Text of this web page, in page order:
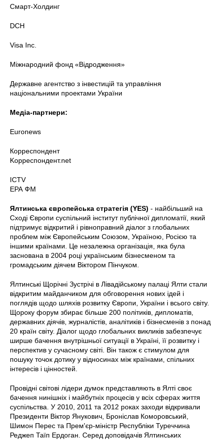
Смарт-Холдинг
DCH
Visa Inc.
Міжнародний фонд «Відродження»
Державне агентство з інвестицій та управління
національними проектами України
Медіа-партнери:
Euronews
Корреспондент
Kорреспондент.net
ICTV
ЕРА ФМ
Ялтинська європейська стратегія (YES) - найбільший на
Сході Європи суспільний інститут публічної дипломатії, який
підтримує відкритий і рівноправний діалог з глобальних
проблем між Європейським Союзом, Україною, Росією та
іншими країнами. Це незалежна організація, яка була
заснована в 2004 році українським бізнесменом та
громадським діячем Віктором Пінчуком.
Ялтинські Щорічні Зустрічі в Лівадійському палаці Ялти стали
відкритим майданчиком для обговорення нових ідей і
поглядів щодо шляхів розвитку Європи, України і всього світу.
Щороку форум збирає більше 200 політиків, дипломатів,
державних діячів, журналістів, аналітиків і бізнесменів з понад
20 країн світу. Діалог щодо глобальних викликів забезпечує
ширше бачення внутрішньої ситуації в Україні, її розвитку і
перспектив у сучасному світі. Він також є стимулом для
пошуку точок дотику у відносинах між країнами, спільних
інтересів і цінностей.
Провідні світові лідери думок представляють в Ялті своє
бачення нинішніх і майбутніх процесів у всіх сферах життя
суспільства. У 2010, 2011 та 2012 роках заходи відкривали
Президенти Віктор Янукович, Броніслав Коморовський,
Шимон Перес та Прем'єр-міністр Республіки Туреччина
Реджеп Таїп Ердоган. Серед доповідачів Ялтинських